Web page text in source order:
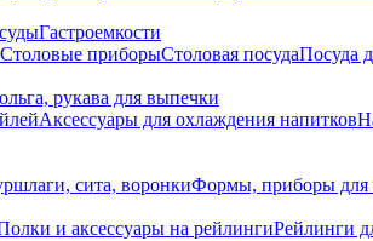
Гастроемкости
Столовые приборыСтоловая посудаПосуда
рукава для выпечки
Аксессуары для охлаждения напитков
сита, воронкиФормы, приборы для
и аксессуары на рейлингиРейлинги